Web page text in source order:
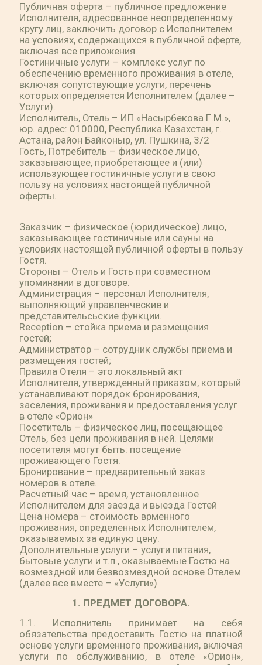
Публичная оферта – публичное предложение
Исполнителя, адресованное неопределенному
кругу лиц, заключить договор с Исполнителем
на условиях, содержащихся в публичной оферте,
включая все приложения.
Гостиничные услуги – комплекс услуг по
обеспечению временного проживания в отеле,
включая сопутствующие услуги, перечень
которых определяется Исполнителем (далее –
Услуги).
Исполнитель, Отель – ИП «Насырбекова Г.М.»,
юр. адрес: 010000, Республика Казахстан, г.
Астана, район Байконыр, ул. Пушкина, 3/2
Гость, Потребитель – физическое лицо,
заказывающее, приобретающее и (или)
использующее гостиничные услуги в свою
пользу на условиях настоящей публичной
оферты.
Заказчик – физическое (юридическое) лицо,
заказывающее гостиничные или сауны на
условиях настоящей публичной оферты в пользу
Гостя.
Стороны – Отель и Гость при совместном
упоминании в договоре.
Администрация – персонал Исполнителя,
выполняющий управленческие и
представительсьские функции.
Reception – стойка приема и размещения
гостей;
Администратор – сотрудник службы приема и
размещения гостей;
Правила Отеля – это локальный акт
Исполнителя, утвержденный приказом, который
устанавливают порядок бронирования,
заселения, проживания и предоставления услуг
в отеле «Орион»
Посетитель – физическое лиц, посещающее
Отель, без цели проживания в ней. Целями
посетителя могут быть: посещение
проживающего Гостя.
Бронирование – предварительный заказ
номеров в отеле.
Расчетный час – время, установленное
Исполнителем для заезда и выезда Гостей
Цена номера – стоимость врменного
проживания, определенных Исполнителем,
оказываемых за единую цену.
Дополнительные услуги – услуги питания,
бытовые услуги и т.п., оказываемые Гостю на
возмездной или безвозмездной основе Отелем
(далее все вместе – «Услуги»)
1. ПРЕДМЕТ ДОГОВОРА.
1.1. Исполнитель принимает на себя
обязательства предоставить Гостю на платной
основе услуги временного проживания, включая
услуги по обслуживанию, в отеле «Орион»,